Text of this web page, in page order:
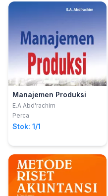
Manajemen Produksi
E.A Abd'rachim
Perca
Stok: 1/1